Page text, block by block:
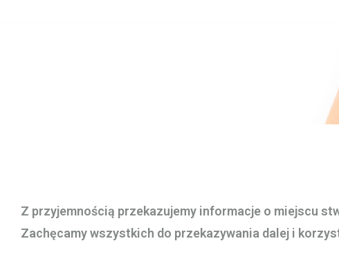
Z przyjemnością przekazujemy informacje o miejscu
Zachęcamy wszystkich do przekazywania dalej i